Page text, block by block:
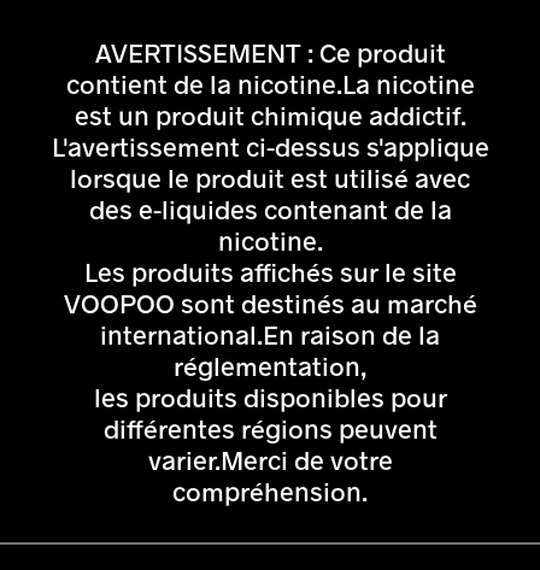
AVERTISSEMENT : Ce produit
contient de la nicotine.La nicotine
est un produit chimique addictif.
L'avertissement ci-dessus s'applique
lorsque le produit est utilisé avec
des e-liquides contenant de la
nicotine.
Les produits affichés sur le site
VOOPOO sont destinés au marché
international.En raison de la
réglementation,
les produits disponibles pour
différentes régions peuvent
varier.Merci de votre
compréhension.